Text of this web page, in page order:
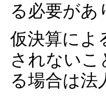
る必要があ
仮決算によ
されないこ
る場合は法